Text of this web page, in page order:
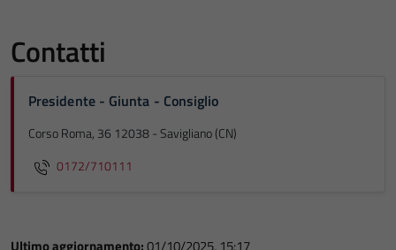
Contatti
Presidente - Giunta - Consiglio
Corso Roma, 36 12038 - Savigliano (CN)
0172/710111